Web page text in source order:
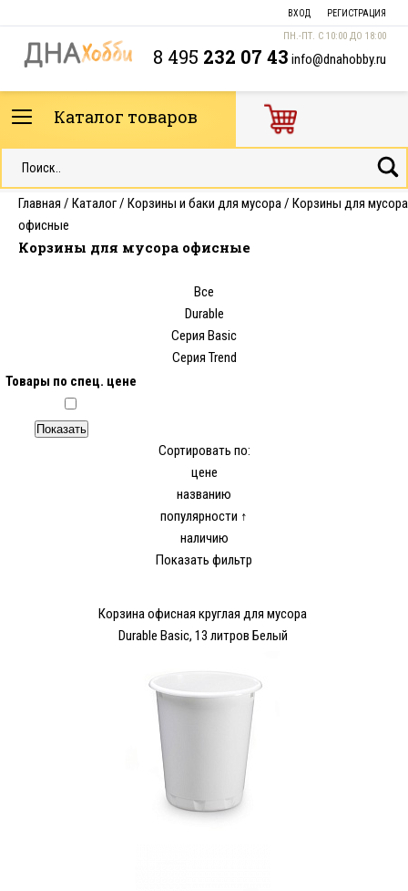
ВХОД РЕГИСТРАЦИЯ
ПН.-ПТ. С 10:00 ДО 18:00
8 495 232 07 43 info@dnahobby.ru
Каталог товаров
Главная / Каталог/ Корзины и баки для мусора/ Корзины для мусора
офисные
Корзины для мусора офисные
Все
Durable
Серия Basic
Серия Trend
Товары по спец. цене
Сортировать по:
цене
названию
популярности ↑
наличию
Показать фильтр
Корзина офисная круглая для мусора
Durable Basic, 13 литров Белый